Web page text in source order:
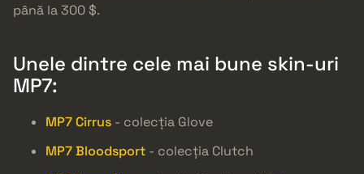
până la 300 $.
Unele dintre cele mai bune skin-uri
MP7:
MP7 Cirrus - colecția Glove
MP7 Bloodsport - colecția Clutch